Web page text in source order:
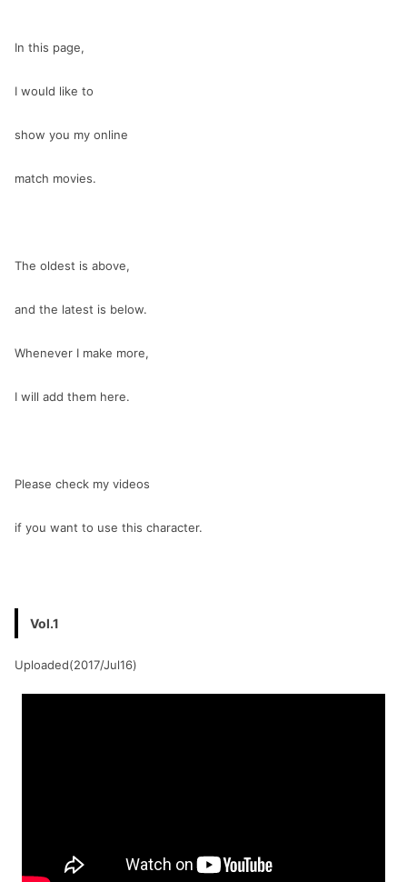
In this page,
I would like to
show you my online
match movies.
The oldest is above,
and the latest is below.
Whenever I make more,
I will add them here.
Please check my videos
if you want to use this character.
Vol.1
Uploaded(2017/Jul16)